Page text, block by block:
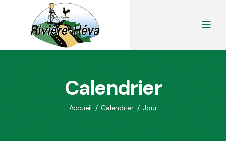
Calendrier
Accueil / Calendrier / Jour